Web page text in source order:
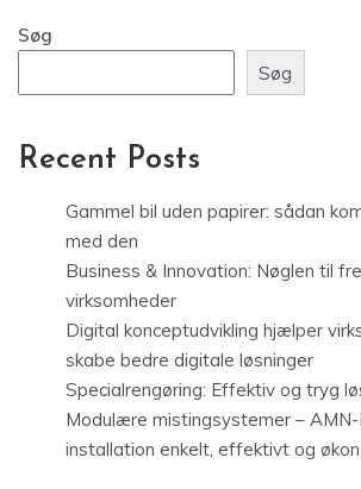
Søg
Søg
Recent Posts
Gammel bil uden papirer: sådan
med den
Business & Innovation: Nøglen til
virksomheder
Digital konceptudvikling hjælper
skabe bedre digitale løsninger
Specialrengøring: Effektiv og tryg
Modulære mistingsystemer –
installation enkelt, effektivt og